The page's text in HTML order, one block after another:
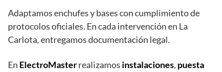
Adaptamos enchufes y bases con cumplimiento de
protocolos oficiales. En cada intervención en La
Carlota, entregamos documentación legal.
En ElectroMasterrealizamos instalaciones, puesta